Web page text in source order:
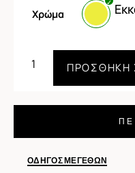
Χρώμα
ΠΡΟΣΘΉΚΗ
ΟΔΗΓΌΣ ΜΕΓΕΘΏΝ